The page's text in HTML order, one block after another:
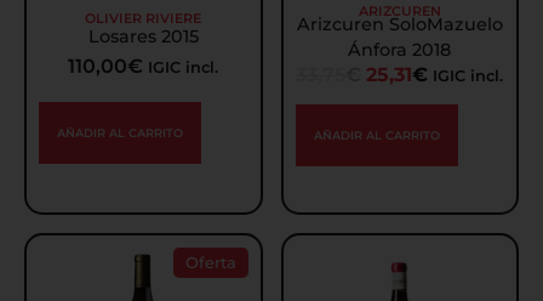
OLIVIER RIVIERE
Losares 2015
110,00€ IGIC incl.
AÑADIR AL CARRITO
ARIZCUREN
Arizcuren SoloMazuelo
Ánfora 2018
25,31€ IGIC incl.
AÑADIR AL CARRITO
Oferta